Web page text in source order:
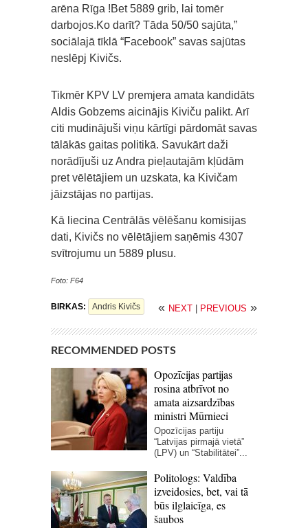
arēna Rīga !Bet 5889 grib, lai tomēr
darbojos.Ko darīt? Tāda 50/50 sajūta,”
sociālajā tīklā “Facebook” savas sajūtas
neslēpj Kivičs.
Tikmēr KPV LV premjera amata kandidāts
Aldis Gobzems aicinājis Kiviču palikt. Arī
citi mudinājuši viņu kārtīgi pārdomāt savas
tālākās gaitas politikā. Savukārt daži
norādījuši uz Andra pieļautajām kļūdām
pret vēlētājiem un uzskata, ka Kivičam
jāizstājas no partijas.
Kā liecina Centrālās vēlēšanu komisijas
dati, Kivičs no vēlētājiem saņēmis 4307
svītrojumu un 5889 plusu.
Foto: F64
BIRKAS: Andris Kivičs « NEXT PREVIOUS »
RECOMMENDED POSTS
Opozīcijas partijas
rosina atbrīvot no
amata aizsardzības
ministri Mūrnieci
Opozīcijas partiju
“Latvijas pirmajā vietā”
(LPV) un “Stabilitātei”...
Politologs: Valdība
izveidosies, bet, vai tā
būs ilglaicīga, es
šaubos